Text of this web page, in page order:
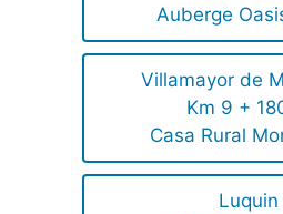
Auberge
Villamayor de
Km 9 +
Casa Rural
Luquin